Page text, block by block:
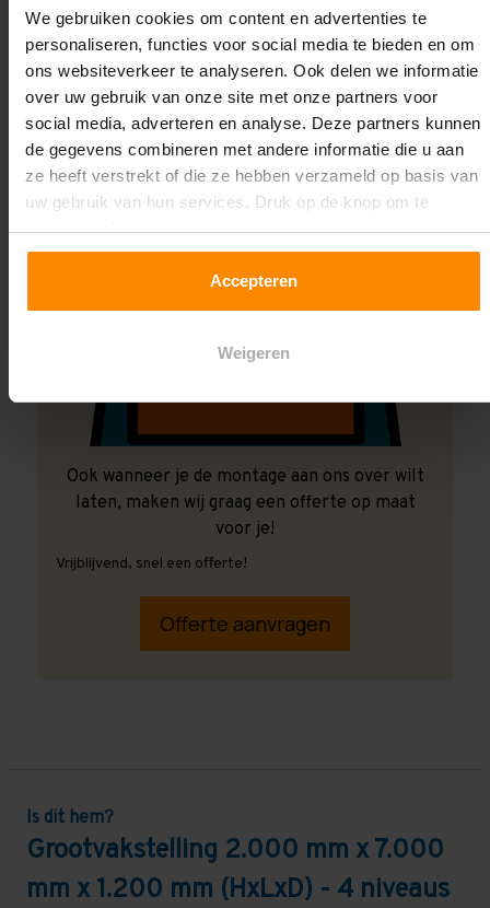
We gebruiken cookies om content en advertenties te
personaliseren, functies voor social media te bieden en om
ons websiteverkeer te analyseren. Ook delen we informatie
over uw gebruik van onze site met onze partners voor
social media, adverteren en analyse. Deze partners kunnen
de gegevens combineren met andere informatie die u aan
ze heeft verstrekt of die ze hebben verzameld op basis van
uw gebruik van hun services. Druk op de knop om te
accepteren!
Accepteren
Weigeren
Laat ons het doen!
Ook wanneer je de montage aan ons over wilt
laten, maken wij graag een offerte op maat
voor je!
Vrijblijvend, snel een offerte!
Offerte aanvragen
Is dit hem?
Grootvakstelling 2.000 mm x 7.000
mm x 1.200 mm (HxLxD) - 4 niveaus